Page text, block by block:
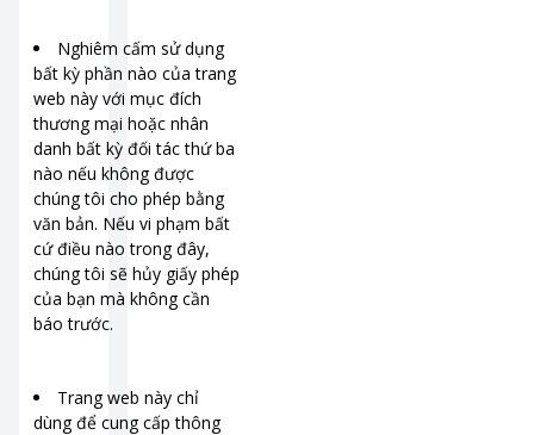
Nghiêm cấm sử dụng
bất kỳ phần nào của trang
web này với mục đích
thương mại hoặc nhân
danh bất kỳ đối tác thứ ba
nào nếu không được
chúng tôi cho phép bằng
văn bản. Nếu vi phạm bất
cứ điều nào trong đây,
chúng tôi sẽ hủy giấy phép
của bạn mà không cần
báo trước.
Trang web này chỉ
dùng để cung cấp thông